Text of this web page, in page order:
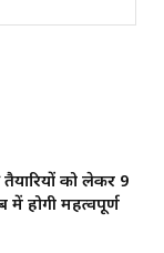
तैयारियों को लेकर 9
में होगी महत्वपूर्ण